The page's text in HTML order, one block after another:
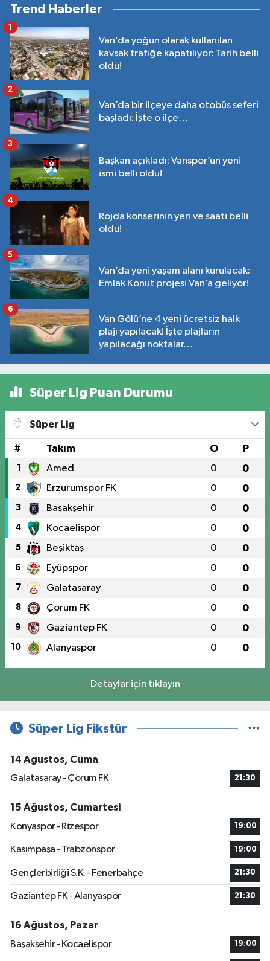
Trend Haberler
Van’da yoğun olarak kullanılan
kavşak trafiğe kapatılıyor: Tarih belli
oldu!
1
Van’da bir ilçeye daha otobüs seferi
başladı: İşte o ilçe…
2
Başkan açıkladı: Vanspor’un yeni
ismi belli oldu!
3
Rojda konserinin yeri ve saati belli
oldu!
4
Van’da yeni yaşam alanı kurulacak:
Emlak Konut projesi Van’a geliyor!
5
Van Gölü’ne 4 yeni ücretsiz halk
plajı yapılacak! İşte plajların
yapılacağı noktalar…
6
Süper Lig Puan Durumu
Süper Lig
# Takım O P
1 Amed 0 0
2 Erzurumspor FK 0 0
3 Başakşehir 0 0
4 Kocaelispor 0 0
5 Beşiktaş 0 0
6 Eyüpspor 0 0
7 Galatasaray 0 0
8 Çorum FK 0 0
9 Gaziantep FK 0 0
10 Alanyaspor 0 0
Detaylar için tıklayın
Süper Lig Fikstür
14 Ağustos, Cuma
Galatasaray - Çorum FK
21:30
15 Ağustos, Cumartesi
Konyaspor - Rizespor
19:00
Kasımpaşa - Trabzonspor 19:00
Gençlerbirliği S.K. - Fenerbahçe 21:30
Gaziantep FK - Alanyaspor 21:30
16 Ağustos, Pazar
Başakşehir - Kocaelispor
19:00